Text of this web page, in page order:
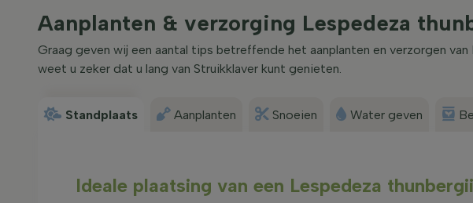
Aanplanten & verzorging Lespedeza
Graag geven wij een aantal tips betreffende het aanplanten en verzorgen
weet u zeker dat u lang van Struikklaver kunt genieten.
Standplaats Aanplanten Snoeien Water geven
Ideale plaatsing van een Lespedeza